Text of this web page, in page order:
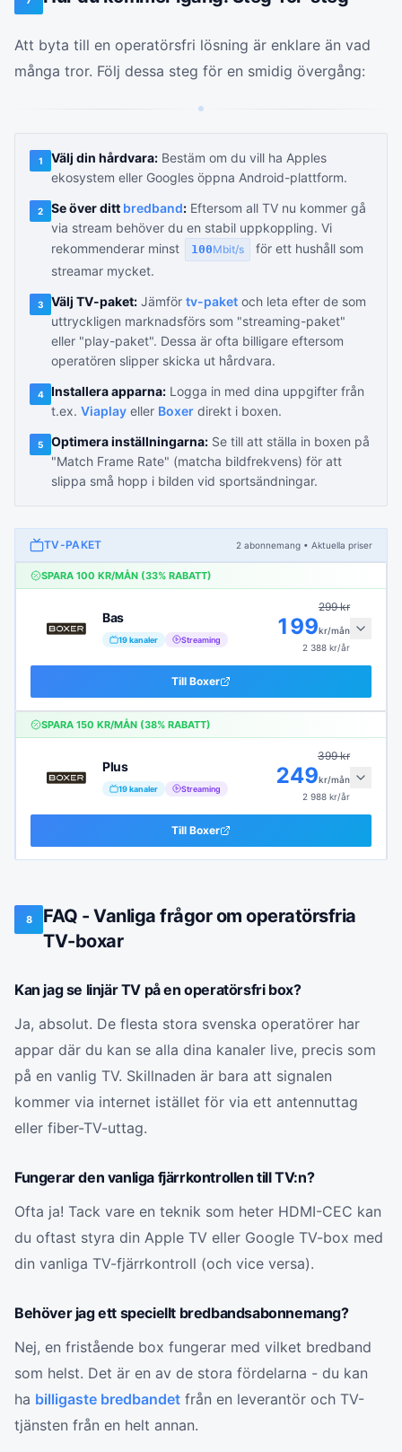
Att byta till en operatörsfri lösning är enklare än vad
många tror. Följ dessa steg för en smidig övergång:
1 Välj din hårdvara: Bestäm om du vill ha Apples
ekosystem eller Googles öppna Android-plattform.
2 Se över ditt bredband: Eftersom all TV nu kommer gå
via stream behöver du en stabil uppkoppling. Vi
rekommenderar minst
100Mbit/s
för ett hushåll som
streamar mycket.
3 Välj TV-paket: Jämför tv-paket och leta efter de som
uttryckligen marknadsförs som "streaming-paket"
eller "play-paket". Dessa är ofta billigare eftersom
operatören slipper skicka ut hårdvara.
4 Installera apparna: Logga in med dina uppgifter från
t.ex. Viaplay eller Boxer direkt i boxen.
5 Optimera inställningarna: Se till att ställa in boxen på
"Match Frame Rate" (matcha bildfrekvens) för att
slippa små hopp i bilden vid sportsändningar.
TV-PAKET 2 abonnemang • Aktuella priser
SPARA 100 KR/MÅN (33% RABATT)
Bas
19kanaler Streaming
299kr
199kr/mån
2 388 kr/år
Till Boxer
SPARA 150 KR/MÅN (38% RABATT)
Plus
19kanaler Streaming
399kr
249kr/mån
2 988 kr/år
Till Boxer
8
FAQ - Vanliga frågor om operatörsfria
TV-boxar
Kan jag se linjär TV på en operatörsfri box?
Ja, absolut. De flesta stora svenska operatörer har
appar där du kan se alla dina kanaler live, precis som
på en vanlig TV. Skillnaden är bara att signalen
kommer via internet istället för via ett antennuttag
eller fiber-TV-uttag.
Fungerar den vanliga fjärrkontrollen till TV:n?
Ofta ja! Tack vare en teknik som heter HDMI-CEC kan
du oftast styra din Apple TV eller Google TV-box med
din vanliga TV-fjärrkontroll (och vice versa).
Behöver jag ett speciellt bredbandsabonnemang?
Nej, en fristående box fungerar med vilket bredband
som helst. Det är en av de stora fördelarna - du kan
ha billigaste bredbandet från en leverantör och TV-
tjänsten från en helt annan.